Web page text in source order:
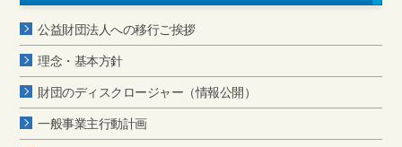
公益財団法人への移行ご挨拶
理念・基本方針
財団のディスクロージャー（情報公開）
一般事業主行動計画